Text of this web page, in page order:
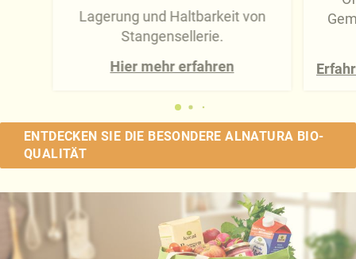
Lagerung und Haltbarkeit von
Stangensellerie.
Hier mehr erfahren
ENTDECKEN SIE DIE BESONDERE ALNATURA BIO-
QUALITÄT